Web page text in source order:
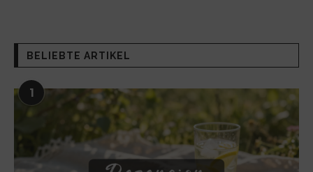
BELIEBTE ARTIKEL
1